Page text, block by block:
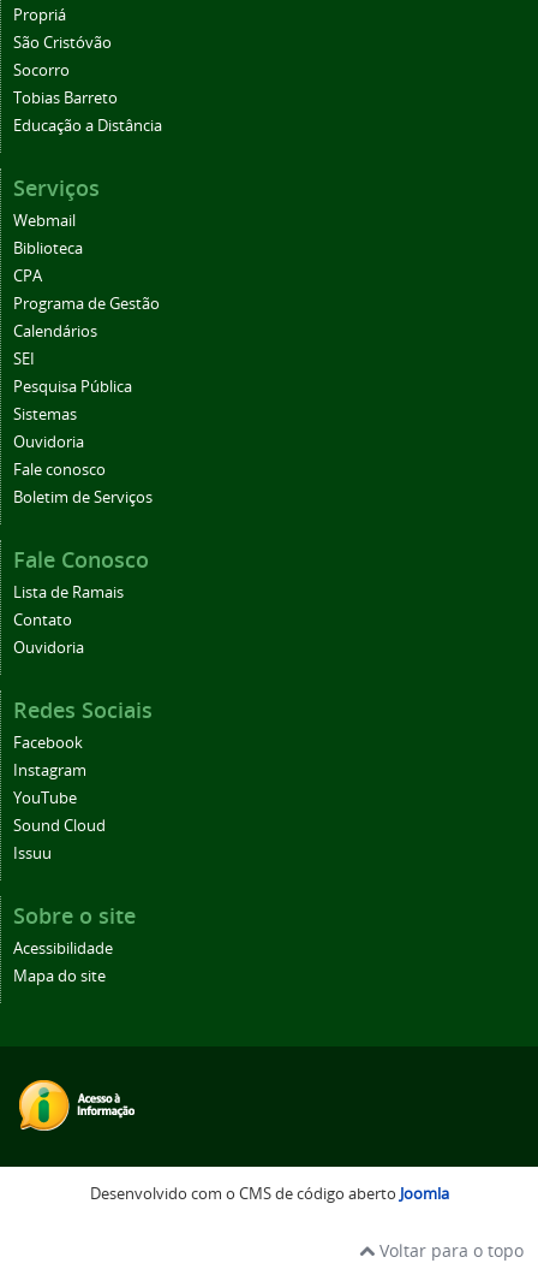
Propriá
São Cristóvão
Socorro
Tobias Barreto
Educação a Distância
Serviços
Webmail
Biblioteca
CPA
Programa de Gestão
Calendários
SEI
Pesquisa Pública
Sistemas
Ouvidoria
Fale conosco
Boletim de Serviços
Fale Conosco
Lista de Ramais
Contato
Ouvidoria
Redes Sociais
Facebook
Instagram
YouTube
Sound Cloud
Issuu
Sobre o site
Acessibilidade
Mapa do site
Desenvolvido com o CMS de código aberto Joomla
Voltar para o topo